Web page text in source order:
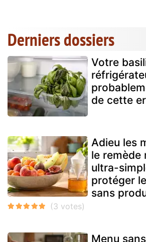
Derniers dossiers
Votre
de cette
Adieu les
le remède
ultra-
protéger
sans
Menu